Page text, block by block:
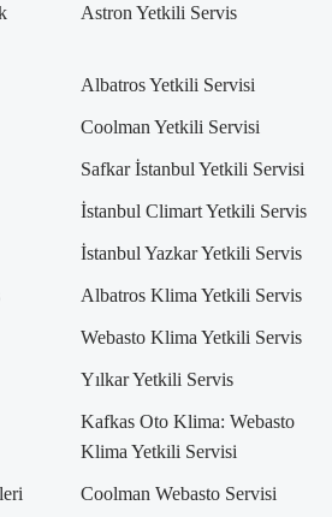
Astron Yetkili Servis
Albatros Yetkili Servisi
Coolman Yetkili Servisi
Safkar İstanbul Yetkili Servisi
İstanbul Climart Yetkili Servis
İstanbul Yazkar Yetkili Servis
Albatros Klima Yetkili Servis
Webasto Klima Yetkili Servis
Yılkar Yetkili Servis
Kafkas Oto Klima: Webasto
Klima Yetkili Servisi
Coolman Webasto Servisi